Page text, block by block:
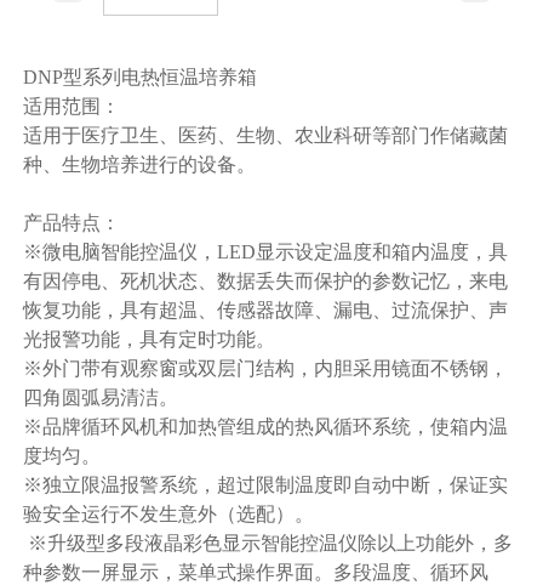
DNP型系列电热恒温培养箱
适用范围：
适用于医疗卫生、医药、生物、农业科研等部门作储藏菌
种、生物培养进行的设备。
产品特点：
※微电脑智能控温仪，LED显示设定温度和箱内温度，具
有因停电、死机状态、数据丢失而保护的参数记忆，来电
恢复功能，具有超温、传感器故障、漏电、过流保护、声
光报警功能，具有定时功能。
※外门带有观察窗或双层门结构，内胆采用镜面不锈钢，
四角圆弧易清洁。
※品牌循环风机和加热管组成的热风循环系统，使箱内温
度均匀。
※独立限温报警系统，超过限制温度即自动中断，保证实
验安全运行不发生意外（选配）。
※升级型多段液晶彩色显示智能控温仪除以上功能外，多
种参数一屏显示，菜单式操作界面。多段温度、循环风